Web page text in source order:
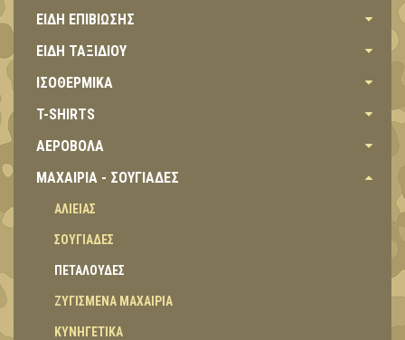
ΕΙΔΗ ΕΠΙΒΙΩΣΗΣ
ΕΙΔΗ ΤΑΞΙΔΙΟΥ
ΙΣΟΘΕΡΜΙΚΑ
T-SHIRTS
ΑΕΡΟΒΟΛΑ
ΜΑΧΑΙΡΙΑ - ΣΟΥΓΙΑΔΕΣ
ΑΛΙΕΙΑΣ
ΣΟΥΓΙΑΔΕΣ
ΠΕΤΑΛΟΥΔΕΣ
ΖΥΓΙΣΜΕΝΑ ΜΑΧΑΙΡΙΑ
ΚΥΝΗΓΕΤΙΚΑ